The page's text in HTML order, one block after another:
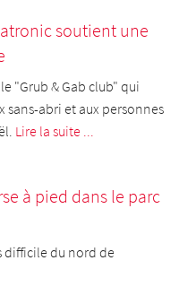
soutient une
"Grub & Gab club" qui
abri et aux personnes
Lire la suite ...
à pied dans le parc
difficile du nord de